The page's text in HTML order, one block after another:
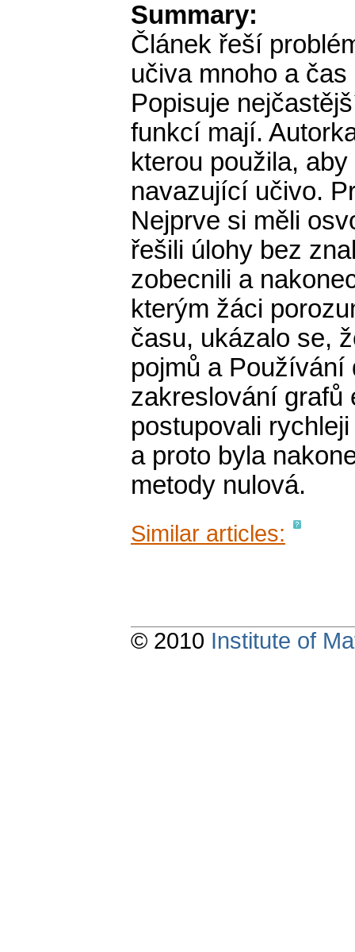
Summary:
Článek řeší
učiva mnoho a
Popisuje
funkcí mají.
kterou použila,
navazující učivo.
Nejprve si měli
řešili úlohy bez
zobecnili a
kterým žáci
času, ukázalo se,
pojmů a Používání
zakreslování grafů
postupovali
a proto byla
metody nulová.
Similar articles:
© 2010 Institute of